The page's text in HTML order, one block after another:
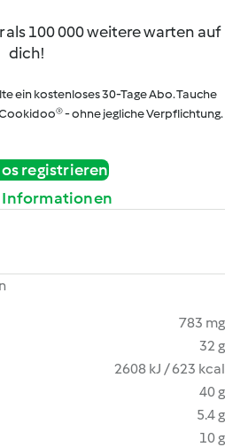
als 100 000 weitere warten auf
dich!
ein kostenloses 30-Tage Abo. Tauche
- ohne jegliche Verpflichtung.
registrieren
Informationen
783 mg
32 g
2608 kJ / 623 kcal
40 g
5.4 g
10 g